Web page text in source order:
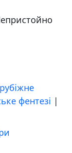
фентезі |